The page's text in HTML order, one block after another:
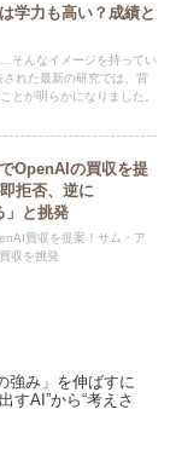
学力も高い？成績と
そんなイメージを持ってい
れた最新の研究では、背
とが明らかになりました。
OpenAIの買収を提
拒否、逆に
」と挑発
買収を提案！サム・ア
収を挑発
強み」を伸ばすに
すAI”から“考えさ